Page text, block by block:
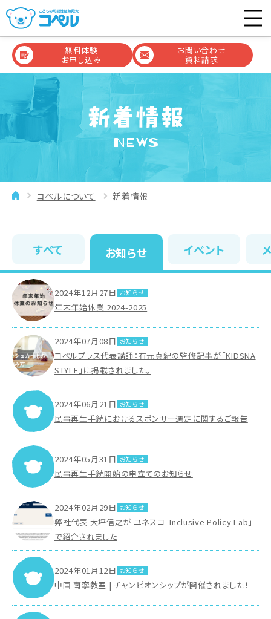
無料体験
お申し込み
お問い合わせ
資料請求
NEWS
コペルについて 新着情報
すべて お知らせ イベント
2024年12月27日 お知らせ
年末年始休業 2024-2025
2024年07月08日 お知らせ
コペルプラス代表講師：有元真紀の監修記事が「KIDSNA
STYLE」に掲載されました。
2024年06月21日 お知らせ
民事再生手続におけるスポンサー選定に関するご報告
2024年05月31日 お知らせ
民事再生手続開始の申立てのお知らせ
2024年02月29日 お知らせ
弊社代表 大坪信之が ユネスコ「Inclusive Policy Lab」
で紹介されました
2024年01月12日 お知らせ
中国 南寧教室 | チャンピオンシップが開催されました！